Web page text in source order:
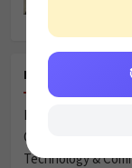
RECENT POSTS
Parental Neglect &
Global Village &
Technology &